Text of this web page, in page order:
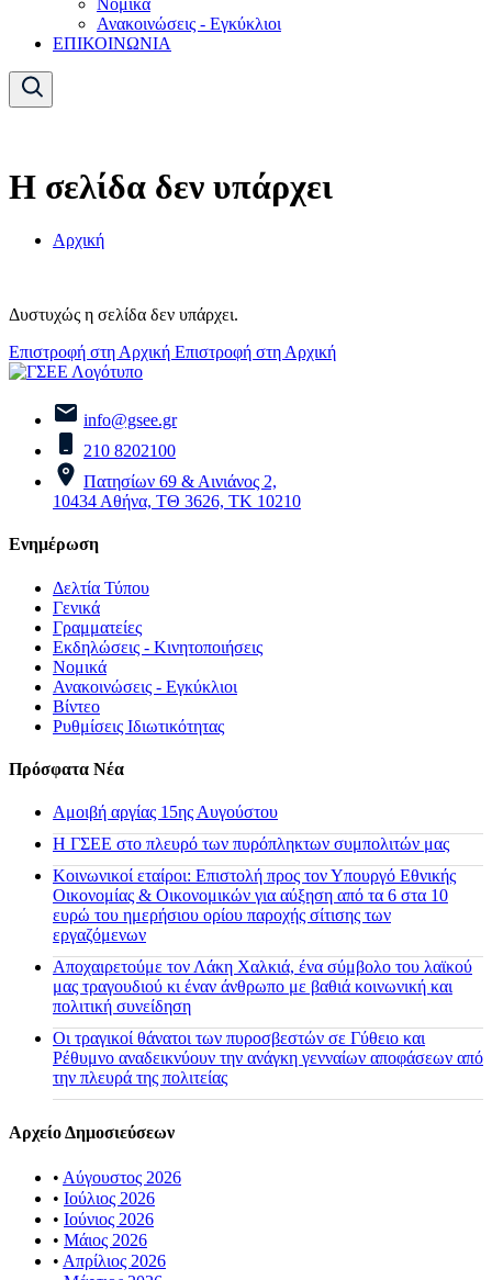
Νομικά
Ανακοινώσεις - Εγκύκλιοι
ΕΠΙΚΟΙΝΩΝΙΑ
Η σελίδα δεν υπάρχει
Αρχική
Δυστυχώς η σελίδα δεν υπάρχει.
Επιστροφή στη Αρχική Επιστροφή στη Αρχική
info@gsee.gr
210 8202100
Πατησίων 69 & Αινιάνος 2,
10434 Αθήνα, ΤΘ 3626, ΤΚ 10210
Ενημέρωση
Δελτία Τύπου
Γενικά
Γραμματείες
Εκδηλώσεις - Κινητοποιήσεις
Νομικά
Ανακοινώσεις - Εγκύκλιοι
Βίντεο
Ρυθμίσεις Ιδιωτικότητας
Πρόσφατα Νέα
Αμοιβή αργίας 15ης Αυγούστου
H ΓΣΕΕ στο πλευρό των πυρόπληκτων συμπολιτών μας
Κοινωνικοί εταίροι: Επιστολή προς τον Υπουργό Εθνικής
Οικονομίας & Οικονομικών για αύξηση από τα 6 στα 10
ευρώ του ημερήσιου ορίου παροχής σίτισης των
εργαζόμενων
Αποχαιρετούμε τον Λάκη Χαλκιά, ένα σύμβολο του λαϊκού
μας τραγουδιού κι έναν άνθρωπο με βαθιά κοινωνική και
πολιτική συνείδηση
Οι τραγικοί θάνατοι των πυροσβεστών σε Γύθειο και
Ρέθυμνο αναδεικνύουν την ανάγκη γενναίων αποφάσεων από
την πλευρά της πολιτείας
Αρχείο Δημοσιεύσεων
• Αύγουστος 2026
• Ιούλιος 2026
• Ιούνιος 2026
• Μάιος 2026
• Απρίλιος 2026